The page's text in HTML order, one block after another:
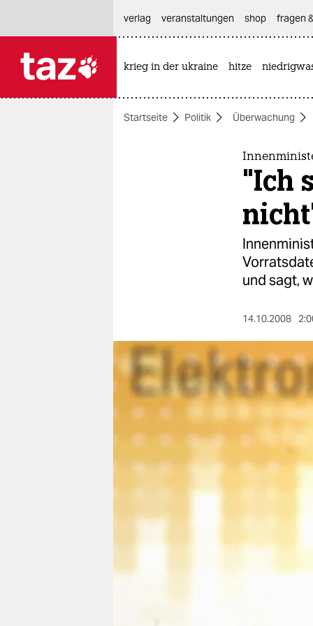
themen
nord
wahrheit
verlag
verlag
veranstaltungen
shop
fragen & hilfe
unterstützen
abo
verlag
veranstaltungen shop fragen
krieg in der ukraine hitze
Startseite Politik Überwachung
"Ich
und sagt,
14.10.2008